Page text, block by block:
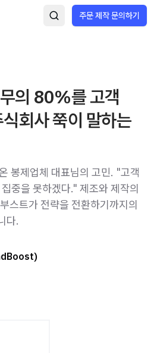
주문 제작 문의하기
의 80%를 고객
회사 쭉이 말하는
봉제업체 대표님의 고민. "고객
중을 못하겠다." 제조와 제작의
스트가 전략을 전환하기까지의
다.